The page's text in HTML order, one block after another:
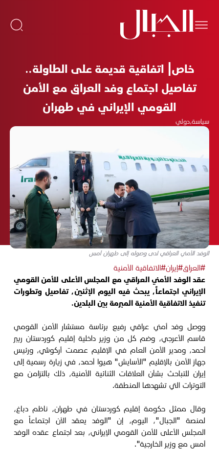
خاص| اتفاقية قديمة على الطاولة..
تفاصيل اجتماع وفد العراق مع الأمن
القومي الإيراني في طهران
سياسة،دولي
الوفد الأمني العراقي لدى وصوله إلى طهران أمس
#العراق#إيران#الاتفاقية الأمنية
عقد الوفد الأمني العراقي مع المجلس الأعلى للأمن القومي
الإيراني اجتماعاً، يبحث فيه اليوم الإثنين، تفاصيل وتطورات
تنفيذ الاتفاقية الأمنية المبرمة بين البلدين.
ووصل وفد أمني عراقي رفيع برئاسة مستشار الأمن القومي
قاسم الأعرجي، وضم كل من وزير داخلية إقليم كوردستان ريبر
أحمد، ومدير الأمن العام في الإقليم عصمت أركوشي، ورئيس
جهاز الأمن بالإقليم "الأسايش" هيوا أحمد، في زيارة رسمية إلى
إيران للتباحث بشأن العلاقات الثنائية الأمنية، ذلك بالتزامن مع
التوترات التي تشهدها المنطقة.
وقال ممثل حكومة إقليم كوردستان في طهران، ناظم دباغ،
لمنصة "الجبال"، اليوم، إن "الوفد يعقد الآن اجتماعاً مع
المجلس الأعلى للأمن القومي الإيراني، بعد اجتماع عقده الوفد
أمس مع وزير الخارجية".